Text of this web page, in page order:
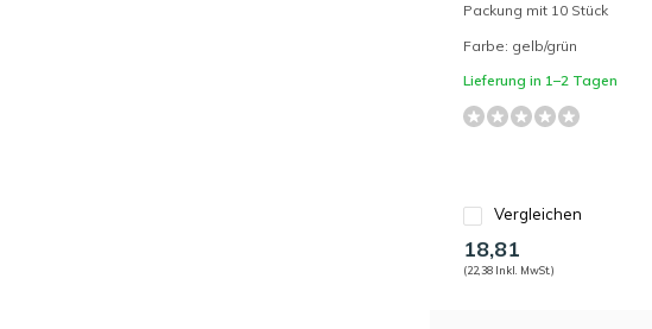
Packung mit 10 Stück
Farbe: gelb/grün
Lieferung in 1–2 Tagen
Vergleichen
18,81
(22,38 Inkl. MwSt.)